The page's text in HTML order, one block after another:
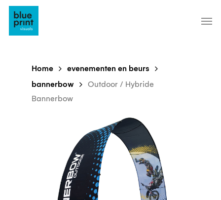
Skip
Home
evenementen en beurs
bannerbow
Outdoor / Hybride
Bannerbow